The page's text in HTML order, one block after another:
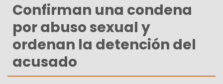
Confirman una condena
por abuso sexual y
ordenan la detención del
acusado